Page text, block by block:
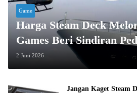
Game
Harga Steam Deck
Games Beri Sindiran
2 Juni 2026
Jangan Kaget Steam